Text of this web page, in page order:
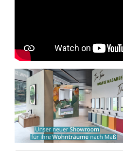
Sie haben gelesen: